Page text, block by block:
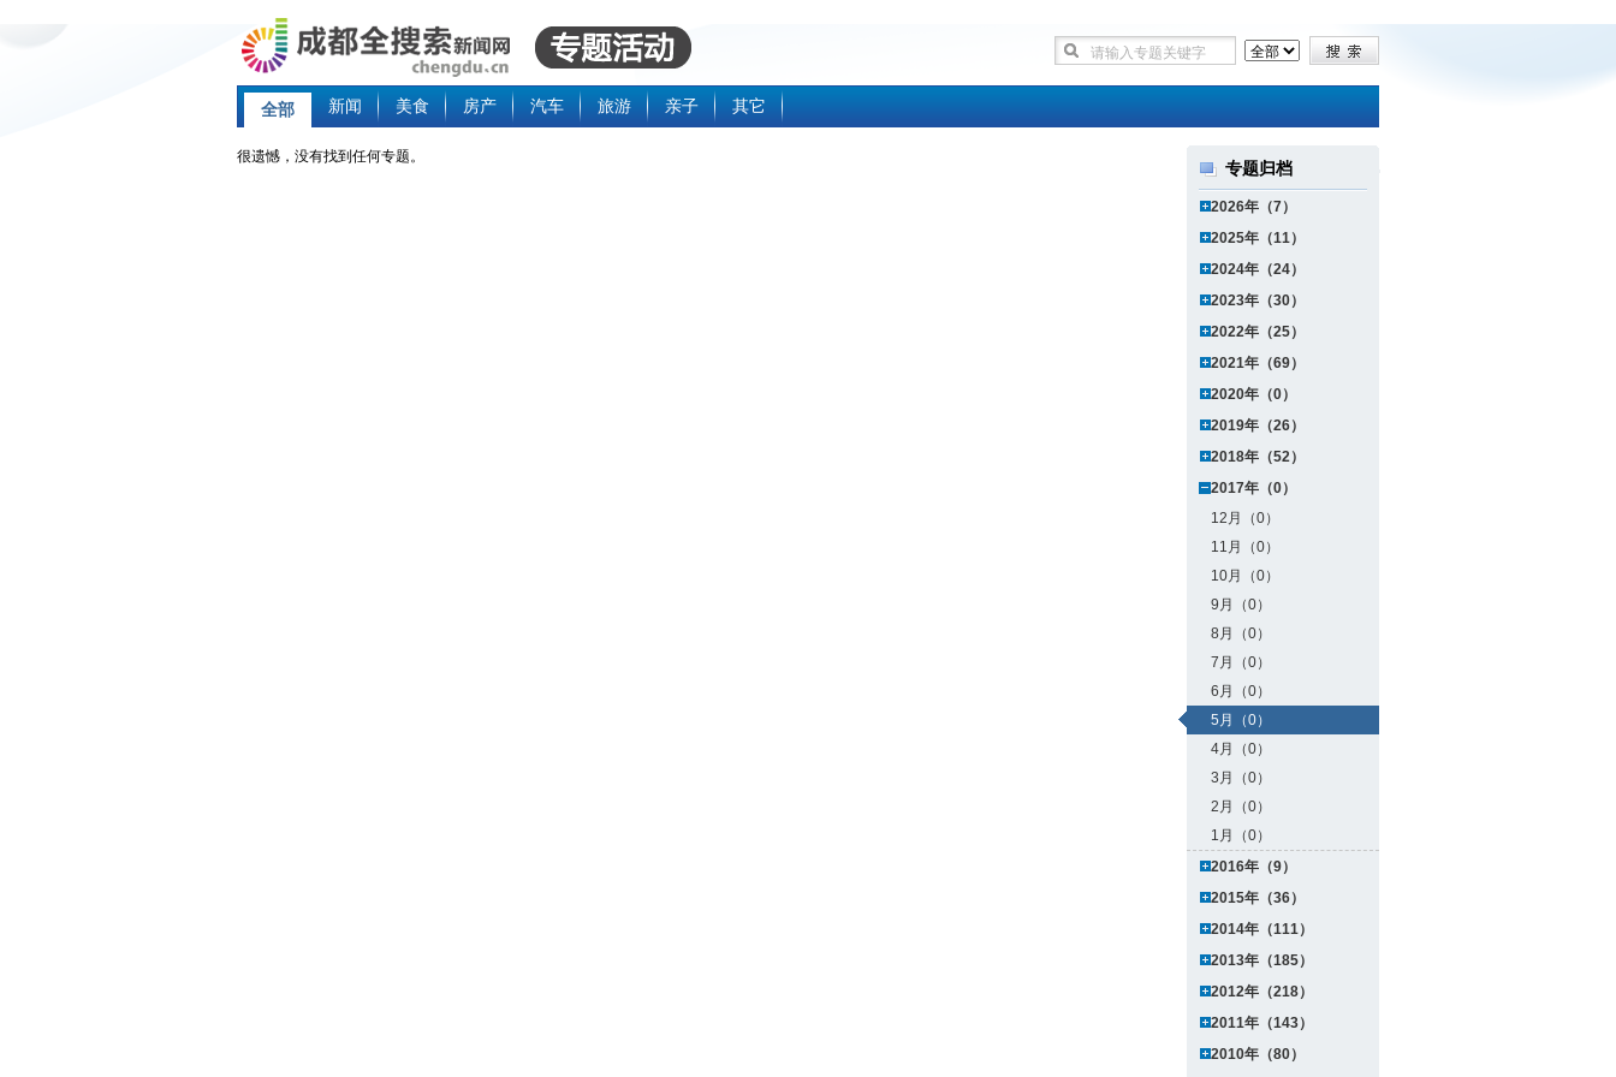
全部 新闻 美食 房产 汽车 旅游 亲子 其它
很遗憾，没有找到任何专题。
专题归档
2026年（7）
2025年（11）
2024年（24）
2023年（30）
2022年（25）
2021年（69）
2020年（0）
2019年（26）
2018年（52）
2017年（0）
12月（0）
11月（0）
10月（0）
9月（0）
8月（0）
7月（0）
6月（0）
5月（0）
4月（0）
3月（0）
2月（0）
1月（0）
2016年（9）
2015年（36）
2014年（111）
2013年（185）
2012年（218）
2011年（143）
2010年（80）